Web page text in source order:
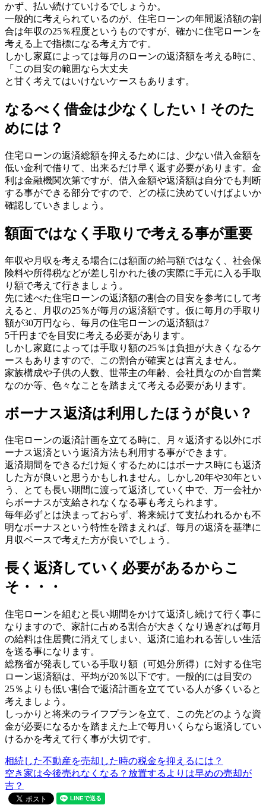
かず、払い続けていけるでしょうか。
一般的に考えられているのが、住宅ローンの年間返済額の割
合は年収の25％程度というものですが、確かに住宅ローンを
考える上で指標になる考え方です。
しかし家庭によっては毎月のローンの返済額を考える時に、
「この目安の範囲なら大丈夫
と甘く考えてはいけないケースもあります。
なるべく借金は少なくしたい！そのた
めには？
住宅ローンの返済総額を抑えるためには、少ない借入金額を
低い金利で借りて、出来るだけ早く返す必要があります。金
利は金融機関次第ですが、借入金額や返済額は自分でも判断
する事ができる部分ですので、どの様に決めていけばよいか
確認していきましょう。
額面ではなく手取りで考える事が重要
年収や月収を考える場合には額面の給与額ではなく、社会保
険料や所得税などが差し引かれた後の実際に手元に入る手取
り額で考えて行きましょう。
先に述べた住宅ローンの返済額の割合の目安を参考にして考
えると、月収の25％が毎月の返済額です。仮に毎月の手取り
額が30万円なら、毎月の住宅ローンの返済額は7
5千円までを目安に考える必要があります。
しかし家庭によっては手取り額の25％は負担が大きくなるケ
ースもありますので、この割合が確実とは言えません。
家族構成や子供の人数、世帯主の年齢、会社員なのか自営業
なのか等、色々なことを踏まえて考える必要があります。
ボーナス返済は利用したほうが良い？
住宅ローンの返済計画を立てる時に、月々返済する以外にボ
ーナス返済という返済方法も利用する事ができます。
返済期間をできるだけ短くするためにはボーナス時にも返済
した方が良いと思うかもしれません。しかし20年や30年とい
う、とても長い期間に渡って返済していく中で、万一会社か
らボーナスが支給されなくなる事も考えられます。
毎年必ずとは決まっておらず、将来続けて支払われるかも不
明なボーナスという特性を踏まえれば、毎月の返済を基準に
月収ベースで考えた方が良いでしょう。
長く返済していく必要があるからこ
そ・・・
住宅ローンを組むと長い期間をかけて返済し続けて行く事に
なりますので、家計に占める割合が大きくなり過ぎれば毎月
の給料は住居費に消えてしまい、返済に追われる苦しい生活
を送る事になります。
総務省が発表している手取り額（可処分所得）に対する住宅
ローン返済額は、平均が20％以下です。一般的には目安の
25％よりも低い割合で返済計画を立てている人が多くいると
考えましょう。
しっかりと将来のライフプランを立て、この先どのような資
金が必要になるかを踏まえた上で毎月いくらなら返済してい
けるかを考えて行く事が大切です。
相続した不動産を売却した時の税金を抑えるには？
空き家は今後売れなくなる？放置するよりは早めの売却が
吉？